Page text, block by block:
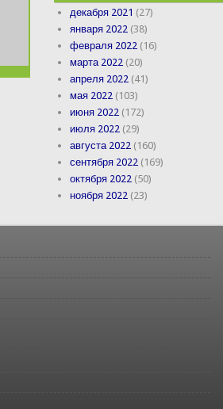
декабря 2021 (27)
января 2022 (38)
февраля 2022 (16)
марта 2022 (20)
апреля 2022 (41)
мая 2022 (103)
июня 2022 (172)
июля 2022 (29)
августа 2022 (160)
сентября 2022 (169)
октября 2022 (50)
ноября 2022 (23)